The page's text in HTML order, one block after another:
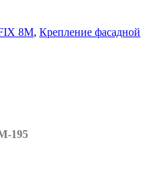
8M, Крепление фасадной
195